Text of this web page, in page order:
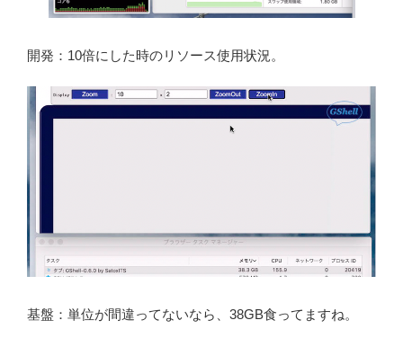
開発：10倍にした時のリソース使用状況。
基盤：単位が間違ってないなら、38GB食ってますね。